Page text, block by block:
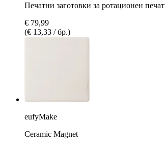
Печатни заготовки за ротационен печат
€ 79,99
(€ 13,33 / бр.)
eufyMake
Ceramic Magnet